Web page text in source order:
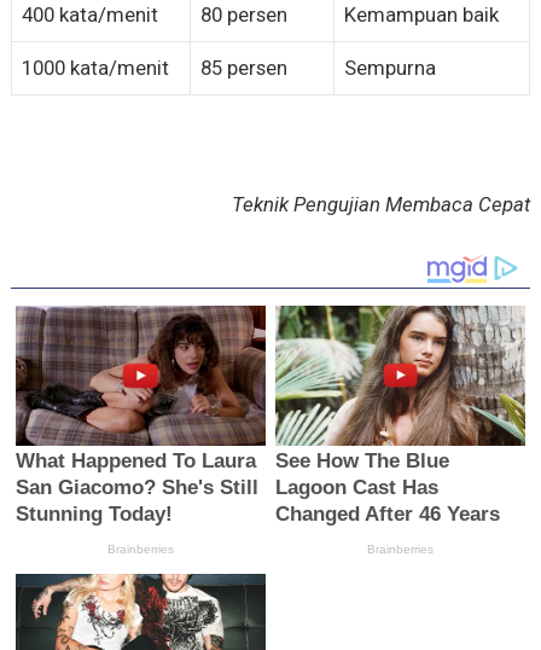
400 kata/menit 80 persen Kemampuan baik
1000 kata/menit 85 persen Sempurna
Teknik Pengujian Membaca Cepat